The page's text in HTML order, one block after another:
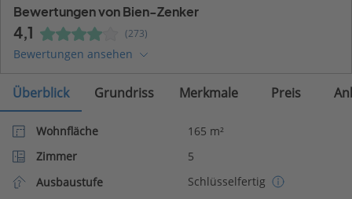
Bewertungen von Bien-Zenker
4,1 (273)
Bewertungen ansehen
Überblick Grundriss Merkmale Preis
Wohnfläche
165 m²
Zimmer
5
Ausbaustufe
Schlüsselfertig